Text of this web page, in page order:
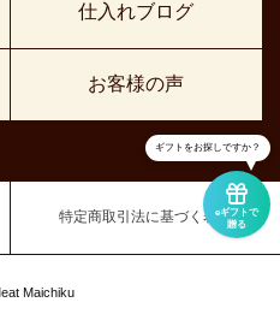
仕入れブログ
お客様の声
特定商取引法に基づく表示
Maichiku
eギフトで
贈る
ギフトをお探しですか？